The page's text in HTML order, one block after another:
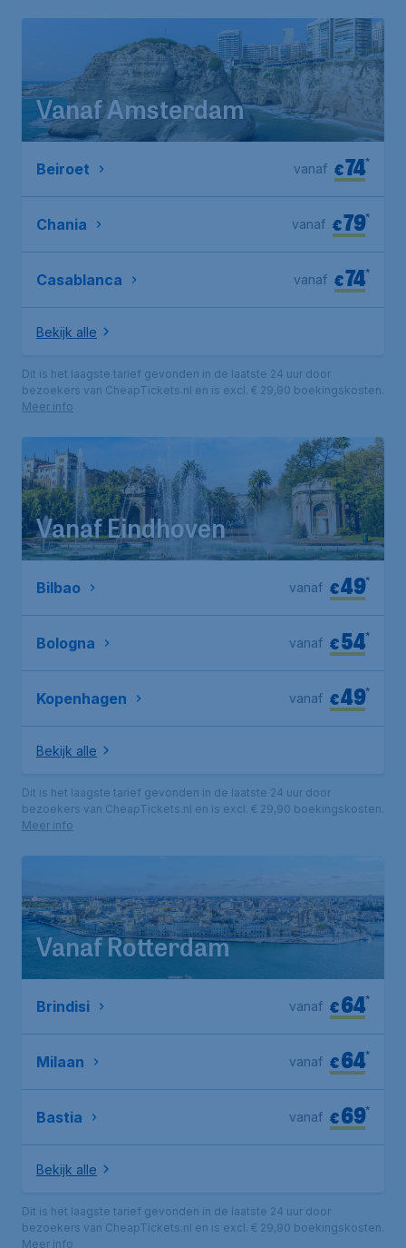
Vanaf Amsterdam
Beiroet €74*
vanaf
Chania €79*
vanaf
Casablanca €74*
vanaf
Bekijk alle
Dit is het laagste tarief gevonden in de laatste 24 uur door
bezoekers van CheapTickets.nl en is excl. € 29,90 boekingskosten.
Meer info
Vanaf Eindhoven
Bilbao €49*
vanaf
Bologna €54*
vanaf
Kopenhagen €49*
vanaf
Bekijk alle
Dit is het laagste tarief gevonden in de laatste 24 uur door
bezoekers van CheapTickets.nl en is excl. € 29,90 boekingskosten.
Meer info
Vanaf Rotterdam
Brindisi €64*
vanaf
Milaan €64*
vanaf
Bastia €69*
vanaf
Bekijk alle
Dit is het laagste tarief gevonden in de laatste 24 uur door
bezoekers van CheapTickets.nl en is excl. € 29,90 boekingskosten.
Meer info